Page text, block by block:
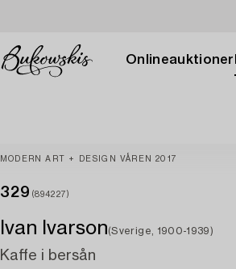
Onlineauktioner
MODERN ART + DESIGN VÅREN 2017
329 (894227)
Ivan Ivarson(Sverige, 1900-1939)
Kaffe i bersån